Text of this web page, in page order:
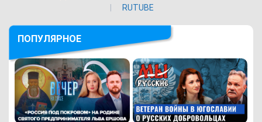
RUTUBE
ПОПУЛЯРНОЕ